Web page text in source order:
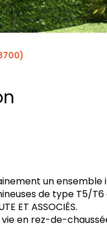
un ensemble
de type T5/
ET ASSOCIÉS.
en rez-de-